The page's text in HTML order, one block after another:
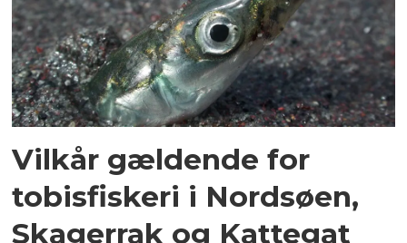
Vilkår gældende for
tobisfiskeri i Nordsøen,
Skagerrak og Kattegat